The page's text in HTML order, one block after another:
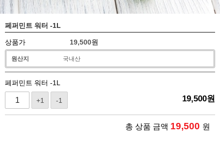
페퍼민트 워터 -1L
상품가 19,500원
원산지 국내산
페퍼민트 워터 -1L
+1 -1 19,500원
총 상품 금액 19,500 원